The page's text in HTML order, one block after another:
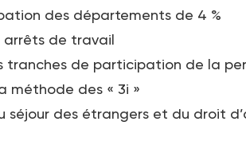
des départements de 4 %
arrêts de travail
tranches de participation de la
méthode des « 3i »
des étrangers et du droit